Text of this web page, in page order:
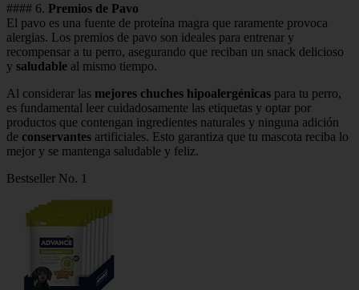
#### 6. Premios de Pavo
El pavo es una fuente de proteína magra que raramente provoca
alergias. Los premios de pavo son ideales para entrenar y
recompensar a tu perro, asegurando que reciban un snack delicioso
y saludable al mismo tiempo.
Al considerar las mejores chuches hipoalergénicas para tu perro,
es fundamental leer cuidadosamente las etiquetas y optar por
productos que contengan ingredientes naturales y ninguna adición
de conservantes artificiales. Esto garantiza que tu mascota reciba lo
mejor y se mantenga saludable y feliz.
Bestseller No. 1